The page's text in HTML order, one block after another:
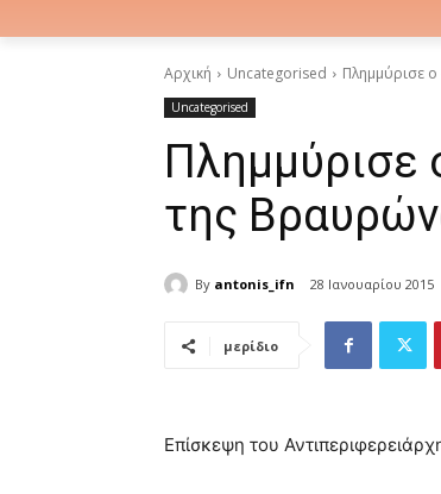
Αρχική Uncategorised Πλημμύρισε
Uncategorised
Πλημμύρισε
της
By antonis_ifn 28 Ιανουαρίου 2015
μερίδιο
Επίσκεψη του